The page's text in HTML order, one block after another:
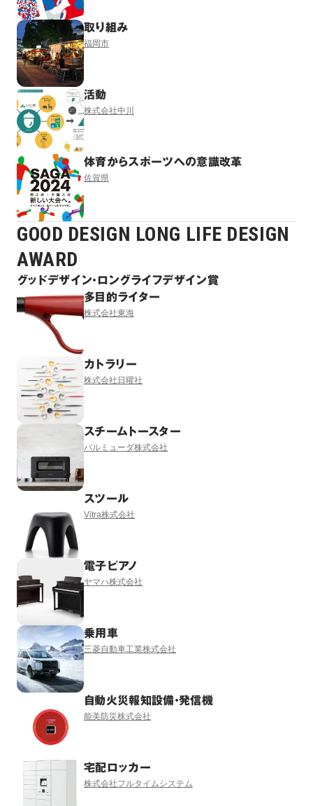
取り組み
福岡市
活動
株式会社中川
体育からスポーツへの意識改革
佐賀県
GOOD DESIGN LONG LIFE DESIGN
AWARD
グッドデザイン・ロングライフデザイン賞
多目的ライター
株式会社東海
カトラリー
株式会社日曜社
スチームトースター
バルミューダ株式会社
スツール
Vitra株式会社
電子ピアノ
ヤマハ株式会社
乗用車
三菱自動車工業株式会社
自動火災報知設備・発信機
能美防災株式会社
宅配ロッカー
株式会社フルタイムシステム